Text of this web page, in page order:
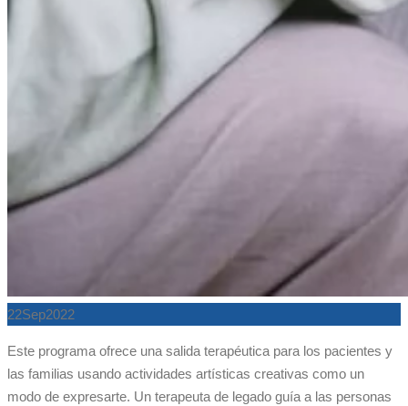
22Sep2022
Este programa ofrece una salida terapéutica para los pacientes y
las familias usando actividades artísticas creativas como un
modo de expresarte. Un terapeuta de legado guía a las personas